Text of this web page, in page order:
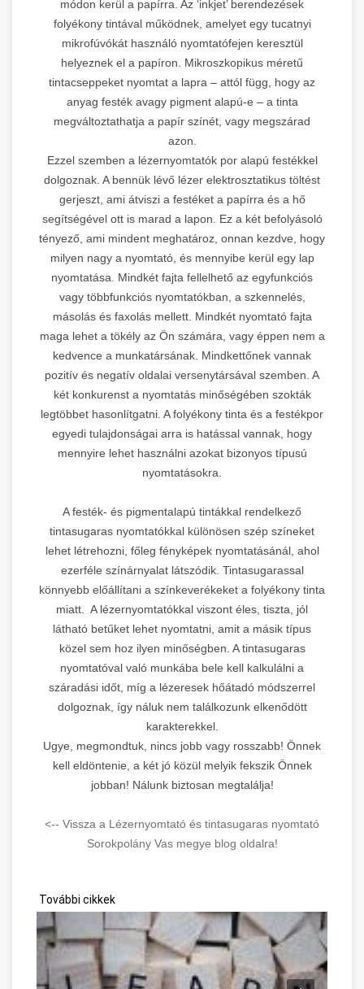
módon kerül a papírra. Az ‘inkjet’ berendezések
folyékony tintával működnek, amelyet egy tucatnyi
mikrofúvókát használó nyomtatófejen keresztül
helyeznek el a papíron. Mikroszkopikus méretű
tintacseppeket nyomtat a lapra – attól függ, hogy az
anyag festék avagy pigment alapú-e – a tinta
megváltoztathatja a papír színét, vagy megszárad
azon.
Ezzel szemben a lézernyomtatók por alapú festékkel
dolgoznak. A bennük lévő lézer elektrosztatikus töltést
gerjeszt, ami átviszi a festéket a papírra és a hő
segítségével ott is marad a lapon. Ez a két befolyásoló
tényező, ami mindent meghatároz, onnan kezdve, hogy
milyen nagy a nyomtató, és mennyibe kerül egy lap
nyomtatása. Mindkét fajta fellelhető az egyfunkciós
vagy többfunkciós nyomtatókban, a szkennelés,
másolás és faxolás mellett. Mindkét nyomtató fajta
maga lehet a tökély az Ön számára, vagy éppen nem a
kedvence a munkatársának. Mindkettőnek vannak
pozitív és negatív oldalai versenytársával szemben. A
két konkurenst a nyomtatás minőségében szokták
legtöbbet hasonlítgatni. A folyékony tinta és a festékpor
egyedi tulajdonságai arra is hatással vannak, hogy
mennyire lehet használni azokat bizonyos típusú
nyomtatásokra.
A festék- és pigmentalapú tintákkal rendelkező
tintasugaras nyomtatókkal különösen szép színeket
lehet létrehozni, főleg fényképek nyomtatásánál, ahol
ezerféle színárnyalat látszódik. Tintasugarassal
könnyebb előállítani a színkeverékeket a folyékony tinta
miatt. A lézernyomtatókkal viszont éles, tiszta, jól
látható betűket lehet nyomtatni, amit a másik típus
közel sem hoz ilyen minőségben. A tintasugaras
nyomtatóval való munkába bele kell kalkulálni a
száradási időt, míg a lézeresek hőátadó módszerrel
dolgoznak, így náluk nem találkozunk elkenődött
karakterekkel.
Ugye, megmondtuk, nincs jobb vagy rosszabb! Önnek
kell eldöntenie, a két jó közül melyik fekszik Önnek
jobban! Nálunk biztosan megtalálja!
<-- Vissza a Lézernyomtató és tintasugaras nyomtató
Sorokpolány Vas megye blog oldalra!
További cikkek